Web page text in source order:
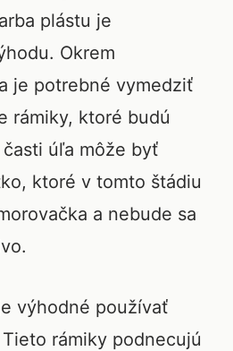
plástu je
Okrem
je potrebné vymedziť
rámiky, ktoré budú
úľa môže byť
ktoré v tomto štádiu
a nebude sa
výhodné používať
rámiky podnecujú